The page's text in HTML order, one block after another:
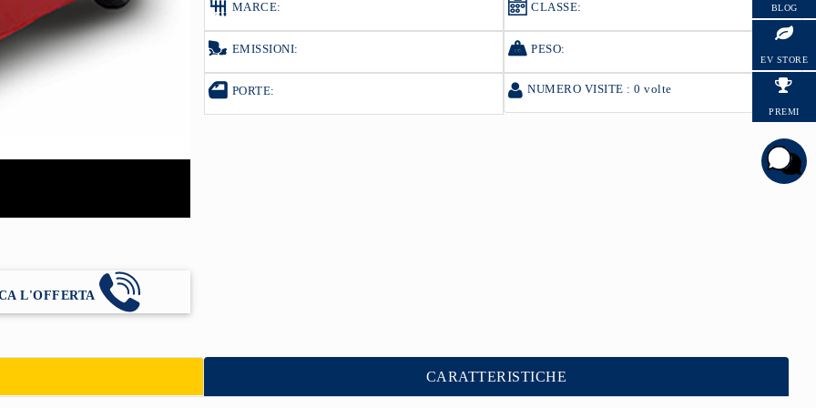
BLOG
HYUNDAI
EV STORE
PREMI
L'OFFERTA
MARCE: CLASSE:
EMISSIONI: PESO:
PORTE: NUMERO VISITE : 0 volte
CARATTERISTICHE